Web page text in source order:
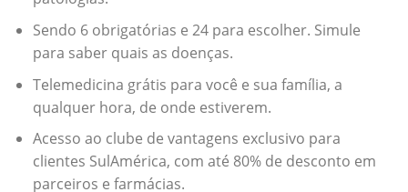
Sendo 6 obrigatórias e 24 para escolher. Simule
para saber quais as doenças.
Telemedicina grátis para você e sua família, a
qualquer hora, de onde estiverem.
Acesso ao clube de vantagens exclusivo para
clientes SulAmérica, com até 80% de desconto em
parceiros e farmácias.